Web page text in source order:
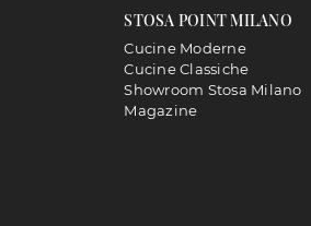
STOSA POINT MILANO
Cucine Moderne
Cucine Classiche
Showroom Stosa Milano
Magazine